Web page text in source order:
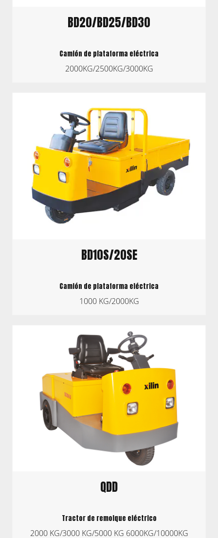
BD20/BD25/BD30
Camión de plataforma eléctrica
2000KG/2500KG/3000KG
BD10S/20SE
Camión de plataforma eléctrica
1000 KG/2000KG
QDD
Tractor de remolque eléctrico
2000 KG/3000 KG/5000 KG 6000KG/10000KG